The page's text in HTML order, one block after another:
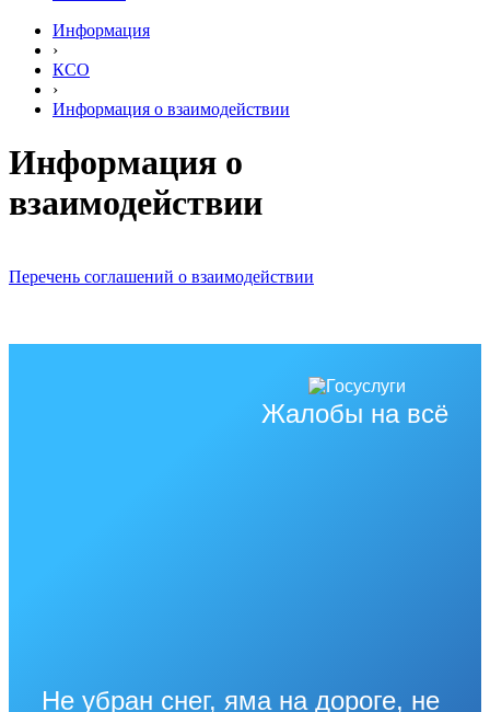
Информация
›
КСО
›
Информация о взаимодействии
Информация о
взаимодействии
Перечень соглашений о взаимодействии
Жалобы на всё
Не убран снег, яма на дороге, не